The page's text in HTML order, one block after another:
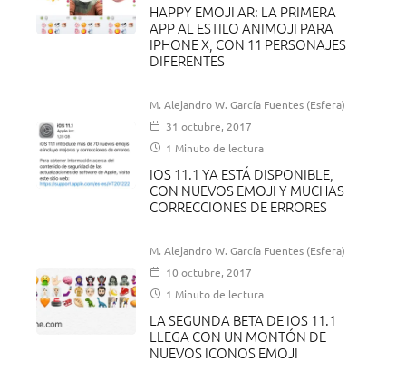
HAPPY EMOJI AR: LA PRIMERA
APP AL ESTILO ANIMOJI PARA
IPHONE X, CON 11 PERSONAJES
DIFERENTES
M. Alejandro W. García Fuentes (Esfera)
31 octubre, 2017
1 Minuto de lectura
IOS 11.1 YA ESTÁ DISPONIBLE,
CON NUEVOS EMOJI Y MUCHAS
CORRECCIONES DE ERRORES
M. Alejandro W. García Fuentes (Esfera)
10 octubre, 2017
1 Minuto de lectura
LA SEGUNDA BETA DE IOS 11.1
LLEGA CON UN MONTÓN DE
NUEVOS ICONOS EMOJI